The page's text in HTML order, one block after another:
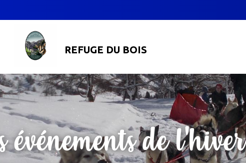
REFUGE DU BOIS
événements de l'hiver